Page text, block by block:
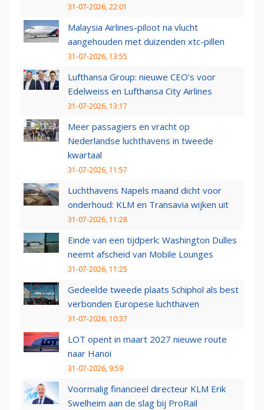
31-07-2026, 22:01
Malaysia Airlines-piloot na vlucht
aangehouden met duizenden xtc-pillen
31-07-2026, 13:55
Lufthansa Group: nieuwe CEO’s voor
Edelweiss en Lufthansa City Airlines
31-07-2026, 13:17
Meer passagiers en vracht op
Nederlandse luchthavens in tweede
kwartaal
31-07-2026, 11:57
Luchthavens Napels maand dicht voor
onderhoud: KLM en Transavia wijken uit
31-07-2026, 11:28
Einde van een tijdperk: Washington Dulles
neemt afscheid van Mobile Lounges
31-07-2026, 11:25
Gedeelde tweede plaats Schiphol als best
verbonden Europese luchthaven
31-07-2026, 10:37
LOT opent in maart 2027 nieuwe route
naar Hanoi
31-07-2026, 9:59
Voormalig financieel directeur KLM Erik
Swelheim aan de slag bij ProRail